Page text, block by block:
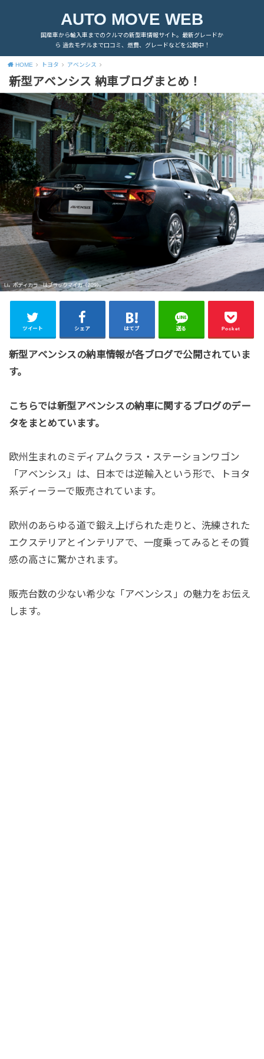
AUTO MOVE WEB
国産車から輸入車までのクルマの新型車情報サイト。最新グレードか
ら 過去モデルまで口コミ、燃費、グレードなどを公開中！
HOME トヨタ アベンシス
新型アベンシス 納車ブログまとめ！
ツイート シェア はてブ 送る Pocket
新型アベンシスの納車情報が各ブログで公開されていま
す。
こちらでは新型アベンシスの納車に関するブログのデー
タをまとめています。
欧州生まれのミディアムクラス・ステーションワゴン
「アベンシス」は、日本では逆輸入という形で、トヨタ
系ディーラーで販売されています。
欧州のあらゆる道で鍛え上げられた走りと、洗練された
エクステリアとインテリアで、一度乗ってみるとその質
感の高さに驚かされます。
販売台数の少ない希少な「アベンシス」の魅力をお伝え
します。